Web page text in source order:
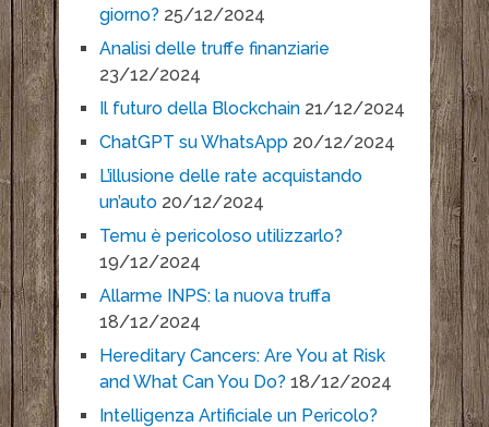
giorno? 25/12/2024
Analisi delle truffe finanziarie
23/12/2024
Il futuro della Blockchain 21/12/2024
ChatGPT su WhatsApp 20/12/2024
L’illusione delle rate acquistando
un’auto 20/12/2024
Temu è pericoloso utilizzarlo?
19/12/2024
Allarme INPS: la nuova truffa
18/12/2024
Hereditary Cancers: Are You at Risk
and What Can You Do? 18/12/2024
Intelligenza Artificiale un Pericolo?